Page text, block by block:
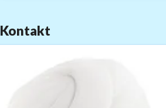
Sendergruppe in Österreich,
ein exklusives Multiscreen-
seinen Kunden vielseitige
Kampagnenmechaniken zur
wird das marktguru Portfolio
Kontakt